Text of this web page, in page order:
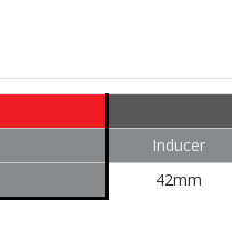
Inducer
42mm